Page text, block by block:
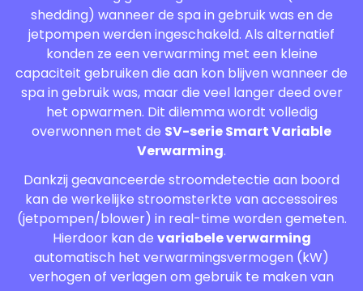
shedding) wanneer de spa in gebruik was en de
jetpompen werden ingeschakeld. Als alternatief
konden ze een verwarming met een kleine
capaciteit gebruiken die aan kon blijven wanneer de
spa in gebruik was, maar die veel langer deed over
het opwarmen. Dit dilemma wordt volledig
overwonnen met de SV-serie Smart Variable
Verwarming.
Dankzij geavanceerde stroomdetectie aan boord
kan de werkelijke stroomsterkte van accessoires
(jetpompen/blower) in real-time worden gemeten.
Hierdoor kan de variabele verwarming
automatisch het verwarmingsvermogen (kW)
verhogen of verlagen om gebruik te maken van